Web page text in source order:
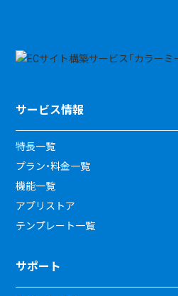
サービス情報
特長一覧
プラン・料金一覧
機能一覧
アプリストア
テンプレート一覧
サポート